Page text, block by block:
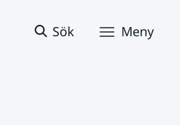
Sök Meny